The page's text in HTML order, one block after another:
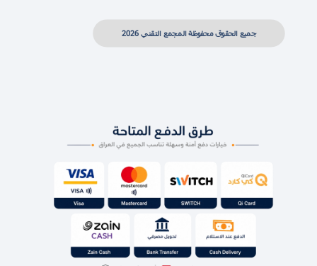
جميع الحقوق محفوظة المجمع التقني 2026